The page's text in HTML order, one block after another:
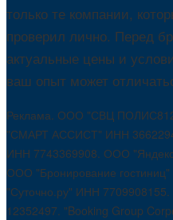
только те компании,
проверил лично. Перед
актуальные цены и
ваш опыт может
Реклама. ООО "СВЦ
"СМАРТ АССИСТ" ИНН
ИНН 7743369908. ООО
ООО "Бронирование
"Суточно.ру" ИНН
12352497. "Booking Group